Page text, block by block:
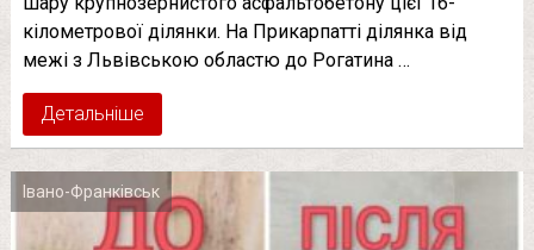
кілометрової ділянки. На Прикарпатті ділянка від
межі з Львівською областю до Рогатина …
Детальніше
Івано-Франківськ